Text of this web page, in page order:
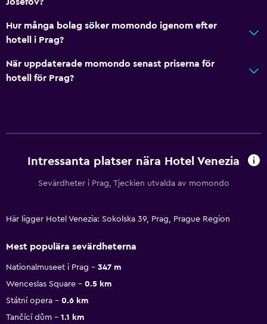
Hur många bolag söker momondo igenom efter
hotell i Prag?
När uppdaterade momondo senast priserna för
hotell för Prag?
Intressanta platser nära Hotel Venezia
Sevärdheter i Prag, Tjeckien utvalda av momondo
Här ligger Hotel Venezia: Sokolska 39, Prag, Prague Region
Mest populära sevärdheterna
Nationalmuseet i Prag
347 m
Wenceslas Square
0.5 km
Státní opera
0.6 km
Tančící dům
1.1 km